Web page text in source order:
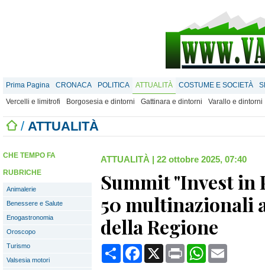
Prima Pagina CRONACA POLITICA ATTUALITÀ COSTUME E SOCIETÀ
Vercelli e limitrofi
Borgosesia e dintorni Gattinara e dintorni Varallo e dintorni
/ ATTUALITÀ
CHE TEMPO FA
RUBRICHE
Animalerie
Benessere e Salute
Enogastronomia
Oroscopo
Turismo
Valsesia motori
ATTUALITÀ | 22 ottobre 2025, 07:40
Summit "Invest in
50 multinazionali
della Regione
CondividiFacebook
X Print WhatsApp